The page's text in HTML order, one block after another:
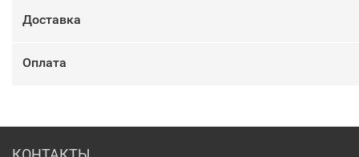
Доставка
Оплата